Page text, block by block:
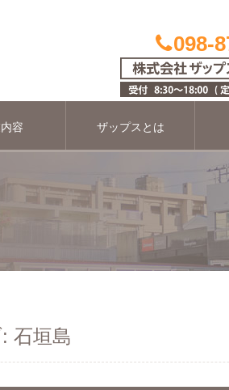
098-
容 ザップスとは
石垣島